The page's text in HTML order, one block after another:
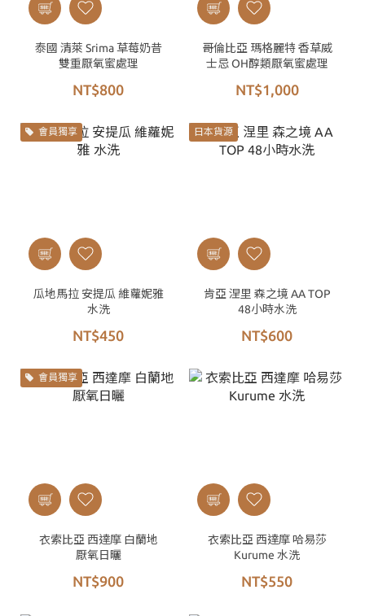
泰國 清萊 Srima 草莓奶昔
雙重厭氧蜜處理
NT$800
哥倫比亞 瑪格麗特 香草威
士忌 OH醇類厭氧蜜處理
NT$1,000
會員獨享
瓜地馬拉 安提瓜 維蘿妮雅
水洗
NT$450
日本貨源
肯亞 涅里 森之境 AA TOP
48小時水洗
NT$600
會員獨享
衣索比亞 西達摩 白蘭地
厭氧日曬
NT$900
衣索比亞 西達摩 哈易莎
Kurume 水洗
NT$550